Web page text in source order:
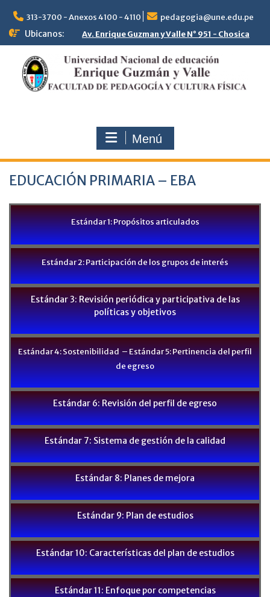
313-3700 - Anexos 4100 - 4110 pedagogia@une.edu.pe
Ubicanos: Av. Enrique Guzman y Valle N° 951 - Chosica
Menú
EDUCACIÓN PRIMARIA – EBA
Estándar 1: Propósitos articulados
Estándar 2: Participación de los grupos de interés
Estándar 3: Revisión periódica y participativa de las
políticas y objetivos
Estándar 4: Sostenibilidad – Estándar 5: Pertinencia del perfil
de egreso
Estándar 6: Revisión del perfil de egreso
Estándar 7: Sistema de gestión de la calidad
Estándar 8: Planes de mejora
Estándar 9: Plan de estudios
Estándar 10: Características del plan de estudios
Estándar 11: Enfoque por competencias